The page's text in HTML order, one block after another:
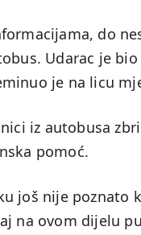
do
Udarac je
je na licu
iz autobusa
pomoć.
još nije poznato
na ovom dijelu